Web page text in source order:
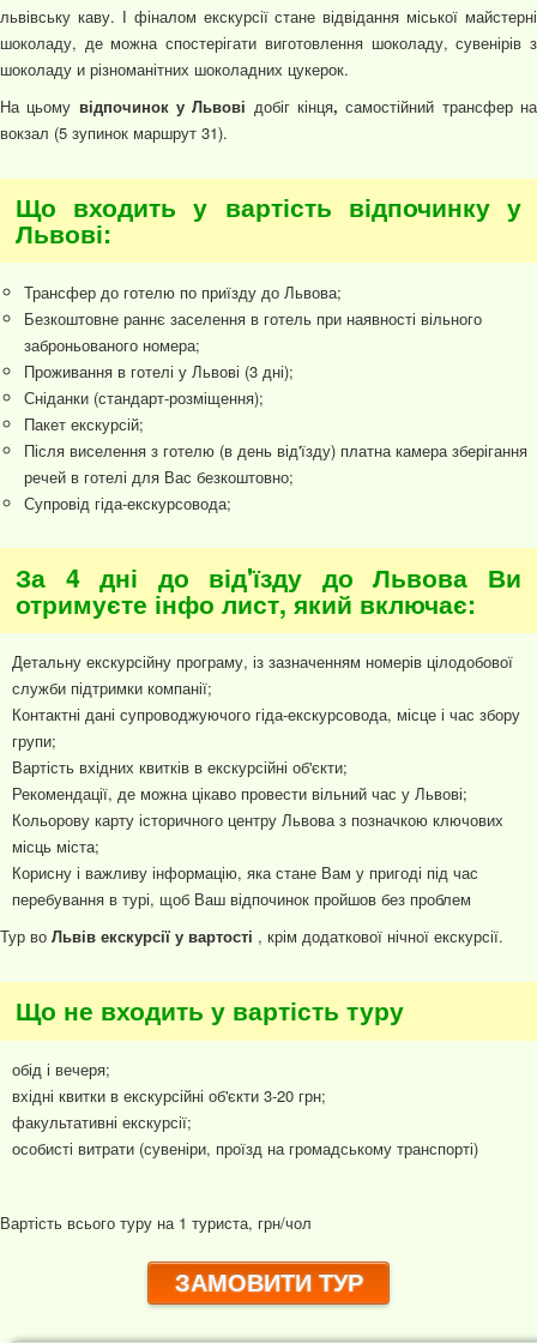
львівську каву. І фіналом екскурсії стане відвідання міської майстерні
шоколаду, де можна спостерігати виготовлення шоколаду, сувенірів з
шоколаду и різноманітних шоколадних цукерок.
На цьому відпочинок у Львові добіг кінця,самостійний трансфер на
вокзал (5 зупинок маршрут 31).
Що входить у вартість відпочинку у
Львові:
Трансфер до готелю по приїзду до Львова;
Безкоштовне раннє заселення в готель при наявності вільного
заброньованого номера;
Проживання в готелі у Львові (3 дні);
Сніданки (стандарт-розміщення);
Пакет екскурсій;
Після виселення з готелю (в день від'їзду) платна камера зберігання
речей в готелі для Вас безкоштовно;
Супровід гіда-екскурсовода;
За 4 дні до від'їзду до Львова Ви
отримуєте інфо лист, який включає:
Детальну екскурсійну програму, із зазначенням номерів цілодобової
служби підтримки компанії;
Контактні дані супроводжуючого гіда-екскурсовода, місце і час збору
групи;
Вартість вхідних квитків в екскурсійні об'єкти;
Рекомендації, де можна цікаво провести вільний час у Львові;
Кольорову карту історичного центру Львова з позначкою ключових
місць міста;
Корисну і важливу інформацію, яка стане Вам у пригоді під час
перебування в турі, щоб Ваш відпочинок пройшов без проблем
Тур во Львів екскурсії у вартості , крім додаткової нічної екскурсії.
Що не входить у вартість туру
обід і вечеря;
вхідні квитки в екскурсійні об'єкти 3-20 грн;
факультативні екскурсії;
особисті витрати (сувеніри, проїзд на громадському транспорті)
Вартість всього туру на 1 туриста, грн/чол
ЗАМОВИТИ ТУР